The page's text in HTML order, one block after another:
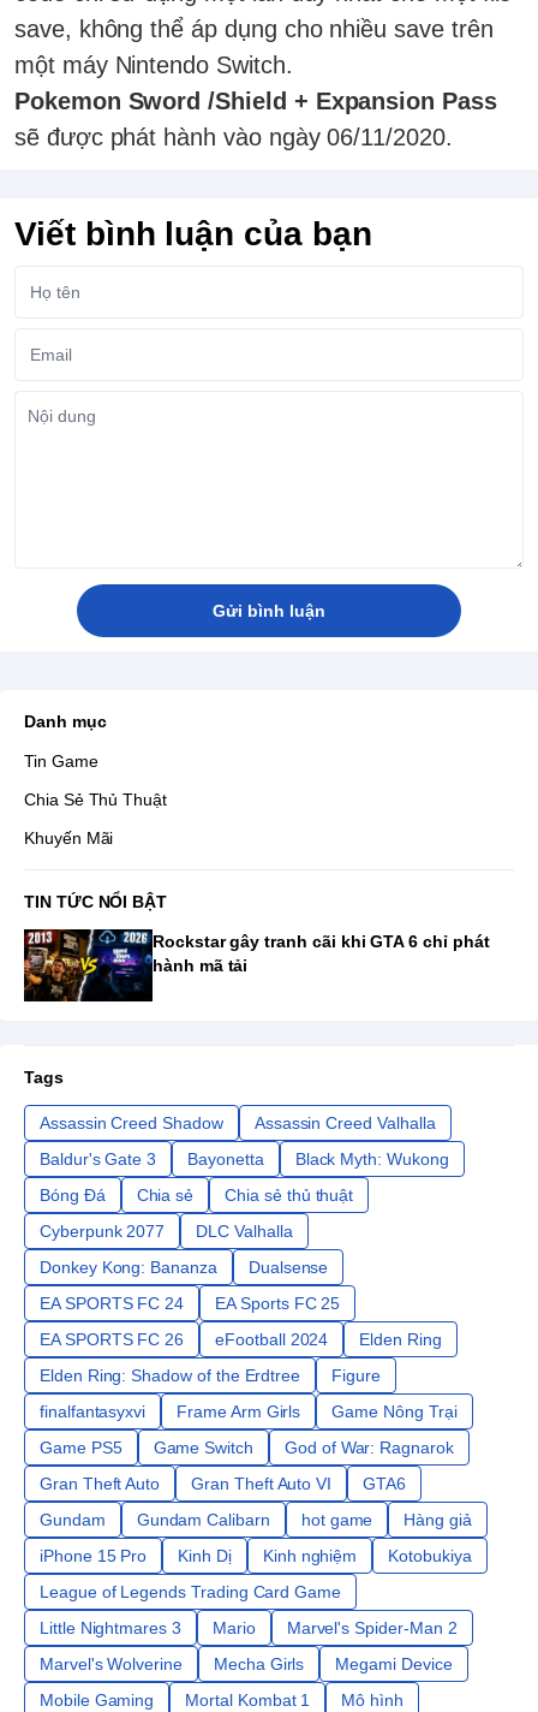
save, không thể áp dụng cho nhiều save trên
một máy Nintendo Switch.
Pokemon Sword /Shield + Expansion Pass
sẽ được phát hành vào ngày 06/11/2020.
Viết bình luận của bạn
Gửi bình luận
Danh mục
Tin Game
Chia Sẻ Thủ Thuật
Khuyến Mãi
TIN TỨC NỔI BẬT
Rockstar gây tranh cãi khi GTA 6 chỉ phát
hành mã tải
Tags
Assassin Creed Shadow
Assassin Creed Valhalla
Baldur's Gate 3
Bayonetta
Black Myth: Wukong
Bóng Đá
Chia sẻ
Chia sẻ thủ thuật
Cyberpunk 2077
DLC Valhalla
Donkey Kong: Bananza
Dualsense
EA SPORTS FC 24
EA Sports FC 25
EA SPORTS FC 26
eFootball 2024
Elden Ring
Elden Ring: Shadow of the Erdtree
Figure
finalfantasyxvi
Frame Arm Girls
Game Nông Trại
Game PS5
Game Switch
God of War: Ragnarok
Gran Theft Auto
Gran Theft Auto VI
GTA6
Gundam
Gundam Calibarn hot game
Hàng giả
iPhone 15 Pro
Kinh Dị Kinh nghiệm
Kotobukiya
League of Legends Trading Card Game
Little Nightmares 3
Mario
Marvel's Spider-Man 2
Marvel's Wolverine
Mecha Girls
Megami Device
Mobile Gaming
Mortal Kombat 1
Mô hình